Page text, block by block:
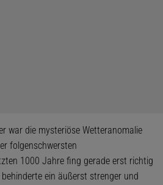
war die mysteriöse Wetteranomalie
folgenschwersten
1000 Jahre fing gerade erst richtig
ein äußerst strenger und